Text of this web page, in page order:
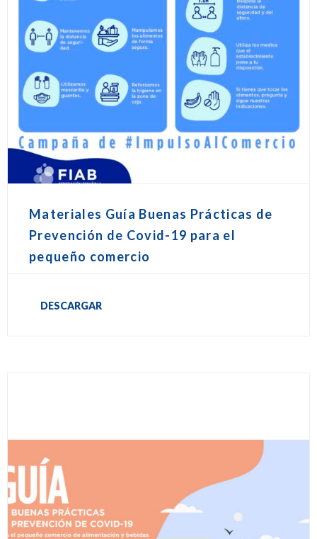
Materiales Guía Buenas Prácticas de
Prevención de Covid-19 para el
pequeño comercio
DESCARGAR